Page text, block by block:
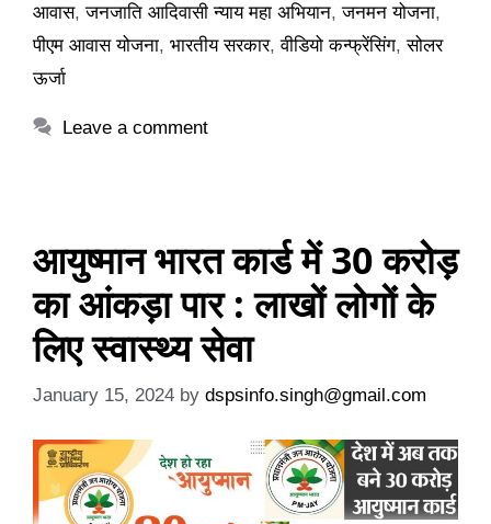
आवास,जनजाति आदिवासी न्याय महा अभियान,जनमन योजना,
पीएम आवास योजना, भारतीय सरकार,वीडियो कन्फ्रेंसिंग,सोलर
ऊर्जा
Leave a comment
आयुष्मान भारत कार्ड में 30 करोड़
का आंकड़ा पार : लाखों लोगों के
लिए स्वास्थ्य सेवा
January 15, 2024 by dspsinfo.singh@gmail.com